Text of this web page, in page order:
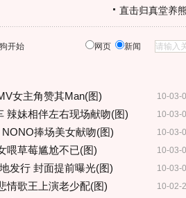
直击归真堂养
开始 网页 新闻
10-03-
女主角赞其Man(图)
10-03-
辣妹相伴左右现场献吻(图)
10-03-
捧场美女献吻(图)
10-03-
喂草莓尴尬不已(图)
10-03-
发行 封面提前曝光(图)
10-02-
情歌王上演老少配(图)